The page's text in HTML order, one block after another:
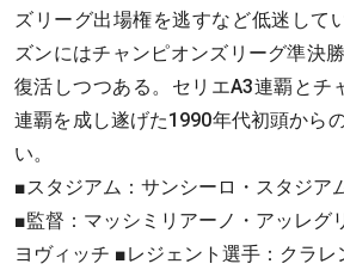
ズリーグ出場権を逃すなど低迷して
ズンにはチャンピオンズリーグ準決
復活しつつある。セリエA3連覇とチ
連覇を成し遂げた1990年代初頭から
い。
■スタジアム：サンシーロ・スタジア
■監督：マッシミリアーノ・アッレグ
ヨヴィッチ ■レジェント選手：クラレ